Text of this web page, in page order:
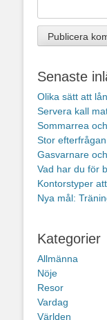
Senaste
Olika sätt att
Servera kall
Sommarrea
Stor
Gasvarnare
Vad har du för
Kontorstyper
Nya mål:
Kategorier
Allmänna
Nöje
Resor
Vardag
Världen